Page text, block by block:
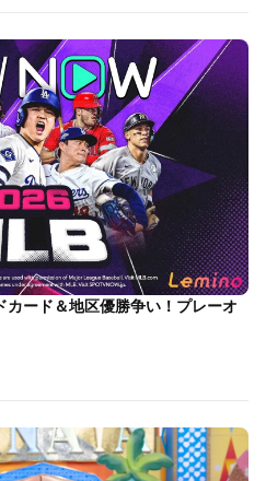
カード＆地区優勝争い！プレーオ